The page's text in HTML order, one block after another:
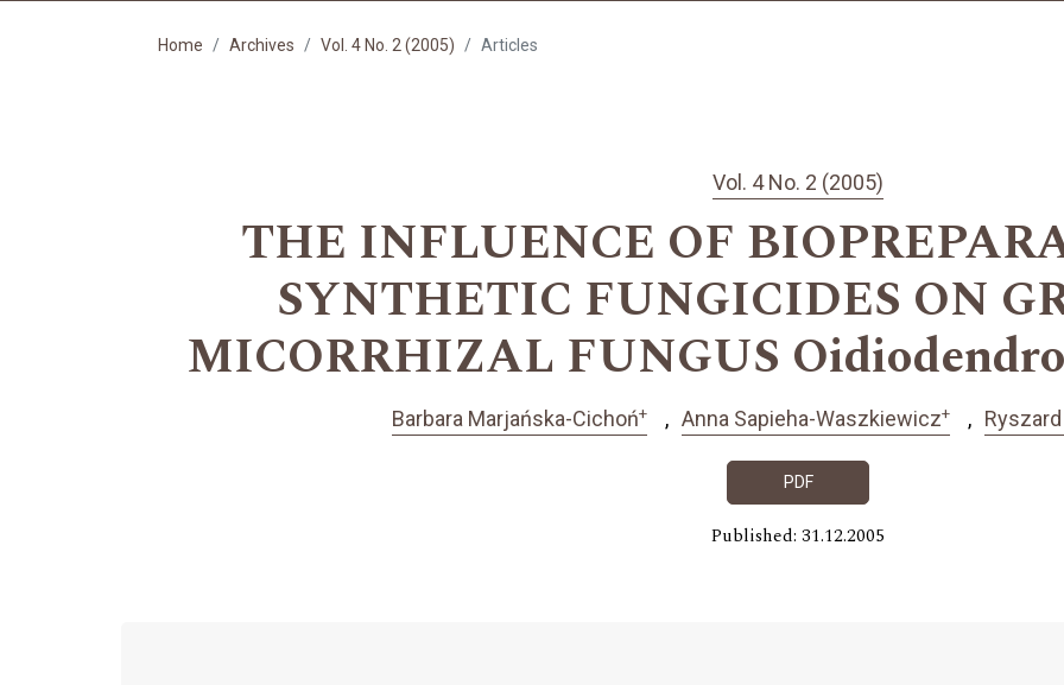
Home Archives Vol. 4 No. 2 (2005) Articles
Vol. 4 No. 2 (2005)
THE INFLUENCE OF
SYNTHETIC FUNGICIDES ON
MICORRHIZAL FUNGUS
Barbara Marjańska-Cichoń+ Anna Sapieha-Waszkiewicz+
PDF
Published: 31.12.2005